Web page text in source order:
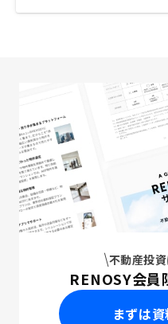
不動産投
RENOSY会員
まずは